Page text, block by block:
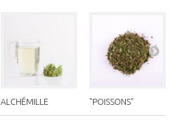
ALCHÉMILLE "POISSONS"